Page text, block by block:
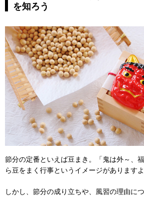
を知ろう
節分の定番といえば豆まき。「鬼は外～、
ら豆をまく行事というイメージがありますよ
しかし、節分の成り立ちや、風習の理由に